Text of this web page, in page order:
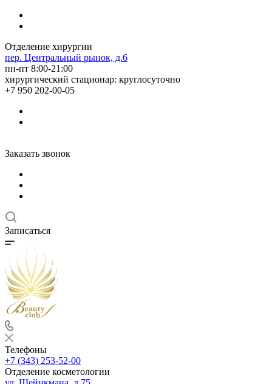
Отделение хирургии
пер. Центральный рынок, д.6
пн-пт 8:00-21:00
хирургический стационар: круглосуточно
+7 950 202-00-05
Заказать звонок
Записаться
Телефоны
+7 (343) 253-52-00
Отделение косметологии